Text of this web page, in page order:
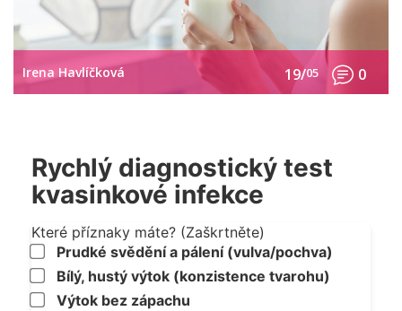
Irena Havlíčková 19/05 0
Rychlý diagnostický test
kvasinkové infekce
Které příznaky máte? (Zaškrtněte)
Prudké svědění a pálení (vulva/pochva)
Bílý, hustý výtok (konzistence tvarohu)
Výtok bez zápachu